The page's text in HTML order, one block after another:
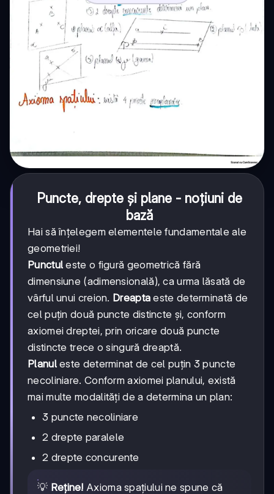
Puncte, drepte și plane - noțiuni de
bază
Hai să înțelegem elementele fundamentale ale
geometriei!
Punctul este o figură geometrică fără
dimensiune (adimensională), ca urma lăsată de
vârful unui creion. Dreapta este determinată de
cel puțin două puncte distincte și, conform
axiomei dreptei, prin oricare două puncte
distincte trece o singură dreaptă.
Planuleste determinat de cel puțin 3 puncte
necoliniare. Conform axiomei planului, există
mai multe modalități de a determina un plan:
3 puncte necoliniare
2 drepte paralele
2 drepte concurente
💡 Reține! Axioma spațiului ne spune că